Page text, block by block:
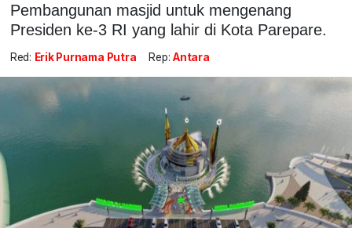
Pembangunan masjid untuk mengenang
Presiden ke-3 RI yang lahir di Kota Parepare.
Red: Erik Purnama Putra Rep: Antara